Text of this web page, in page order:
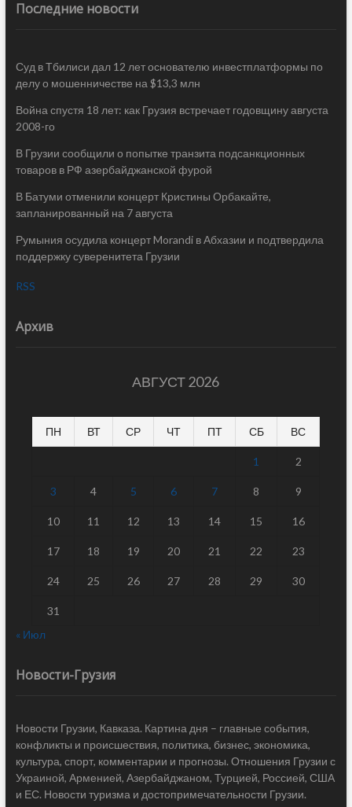
Последние новости
Суд в Тбилиси дал 12 лет основателю инвестплатформы по
делу о мошенничестве на $13,3 млн
Война спустя 18 лет: как Грузия встречает годовщину августа
2008-го
В Грузии сообщили о попытке транзита подсанкционных
товаров в РФ азербайджанской фурой
В Батуми отменили концерт Кристины Орбакайте,
запланированный на 7 августа
Румыния осудила концерт Morandi в Абхазии и подтвердила
поддержку суверенитета Грузии
RSS
Архив
АВГУСТ 2026
ПН ВТ СР ЧТ ПТ СБ ВС
1 2
3 4 5 6 7 8 9
10 11 12 13 14 15 16
17 18 19 20 21 22 23
24 25 26 27 28 29 30
31
« Июл
Новости-Грузия
Новости Грузии, Кавказа. Картина дня – главные события,
конфликты и происшествия, политика, бизнес, экономика,
культура, спорт, комментарии и прогнозы. Отношения Грузии с
Украиной, Арменией, Азербайджаном, Турцией, Россией, США
и ЕС. Новости туризма и достопримечательности Грузии.